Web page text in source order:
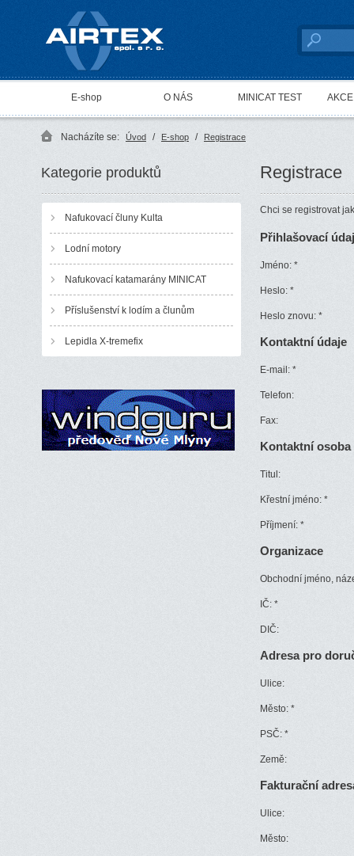
AIRTEX spol. s r. o.
E-shop O NÁS MINICAT TEST
Nacházíte se: Úvod / E-shop / Registrace
Kategorie produktů
Nafukovací čluny Kulta
Lodní motory
Nafukovací katamarány MINICAT
Příslušenství k lodím a člunům
Lepidla X-tremefix
Registrace
Chci se registrovat
Přihlašovací
Jméno: *
Heslo: *
Heslo znovu: *
Kontaktní údaje
E-mail: *
Telefon:
Fax:
Kontaktní osoba
Titul:
Křestní jméno: *
Příjmení: *
Organizace
Obchodní jméno,
IČ: *
DIČ:
Adresa pro
Ulice:
Město: *
PSČ: *
Země:
Fakturační
Ulice:
Město: